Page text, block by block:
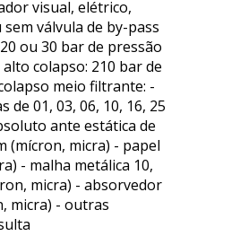
visual, elétrico,
válvula de by-pass
ou 30 bar de pressão
colapso: 210 bar de
meio filtrante: -
01, 03, 06, 10, 16, 25
ante estática de
(mícron, micra) - papel
- malha metálica 10,
micra) - absorvedor
micra) - outras